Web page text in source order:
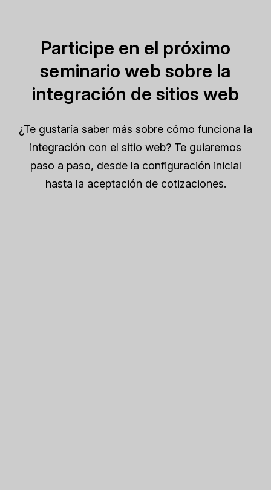
Participe en el próximo
seminario web sobre la
integración de sitios web
¿Te gustaría saber más sobre cómo funciona la
integración con el sitio web? Te guiaremos
paso a paso, desde la configuración inicial
hasta la aceptación de cotizaciones.